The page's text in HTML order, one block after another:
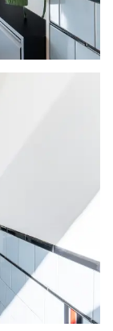
met HR
enkel glas
kozijnen,
en het
zijn
de
zijn